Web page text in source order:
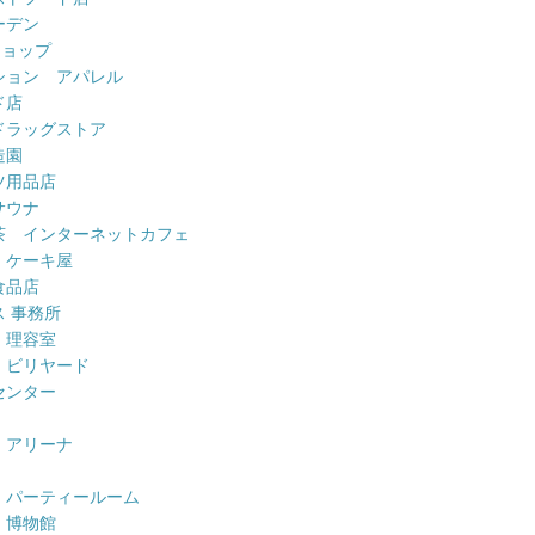
デン
ップ
ョン アパレル
店
ッグストア
用品店
ナ
インターネットカフェ
ーキ屋
品店
事務所
容室
リヤード
ンター
リーナ
ーティールーム
物館